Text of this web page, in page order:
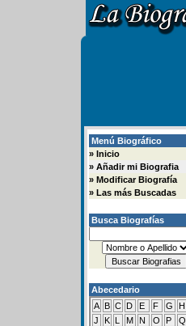
Menú Biográfico
» Inicio
» Añadir mi Biografia
» Modificar Biografía
» Las más Buscadas
Busca Biografías
Abecedario
A B C D E F G H
J
K L M N O P Q